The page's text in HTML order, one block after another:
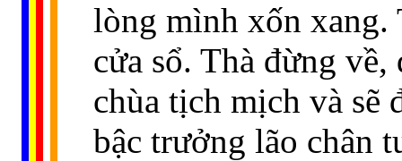
lòng mình xốn xang.
cửa sổ. Thà đừng
chùa tịch mịch và sẽ
bậc trưởng lão chân